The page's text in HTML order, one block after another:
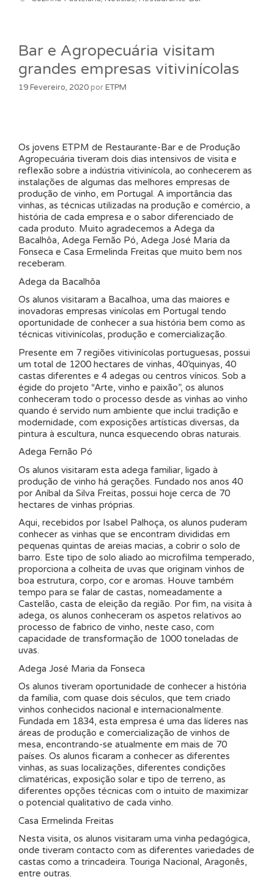
Bar e Agropecuária visitam
grandes empresas vitivinícolas
19 Fevereiro, 2020 porETPM
Os jovens ETPM de Restaurante-Bar e de Produção
Agropecuária tiveram dois dias intensivos de visita e
reflexão sobre a indústria vitivinícola, ao conhecerem as
instalações de algumas das melhores empresas de
produção de vinho, em Portugal. A importância das
vinhas, as técnicas utilizadas na produção e comércio, a
história de cada empresa e o sabor diferenciado de
cada produto. Muito agradecemos a Adega da
Bacalhôa, Adega Fernão Pó, Adega José Maria da
Fonseca e Casa Ermelinda Freitas que muito bem nos
receberam.
Adega da Bacalhôa
Os alunos visitaram a Bacalhoa, uma das maiores e
inovadoras empresas vinícolas em Portugal tendo
oportunidade de conhecer a sua história bem como as
técnicas vitivinícolas, produção e comercialização.
Presente em 7 regiões vitivinícolas portuguesas, possui
um total de 1200 hectares de vinhas, 40’quinyas, 40
castas diferentes e 4 adegas ou centros vínicos. Sob a
égide do projeto “Arte, vinho e paixão”, os alunos
conheceram todo o processo desde as vinhas ao vinho
quando é servido num ambiente que inclui tradição e
modernidade, com exposições artísticas diversas, da
pintura à escultura, nunca esquecendo obras naturais.
Adega Fernão Pó
Os alunos visitaram esta adega familiar, ligado à
produção de vinho há gerações. Fundado nos anos 40
por Aníbal da Silva Freitas, possui hoje cerca de 70
hectares de vinhas próprias.
Aqui, recebidos por Isabel Palhoça, os alunos puderam
conhecer as vinhas que se encontram divididas em
pequenas quintas de areias macias, a cobrir o solo de
barro. Este tipo de solo aliado ao microfilma temperado,
proporciona a colheita de uvas que originam vinhos de
boa estrutura, corpo, cor e aromas. Houve também
tempo para se falar de castas, nomeadamente a
Castelão, casta de eleição da região. Por fim, na visita à
adega, os alunos conheceram os aspetos relativos ao
processo de fabrico de vinho, neste caso, com
capacidade de transformação de 1000 toneladas de
uvas.
Adega José Maria da Fonseca
Os alunos tiveram oportunidade de conhecer a história
da família, com quase dois séculos, que tem criado
vinhos conhecidos nacional e internacionalmente.
Fundada em 1834, esta empresa é uma das líderes nas
áreas de produção e comercialização de vinhos de
mesa, encontrando-se atualmente em mais de 70
países. Os alunos ficaram a conhecer as diferentes
vinhas, as suas localizações, diferentes condições
climatéricas, exposição solar e tipo de terreno, as
diferentes opções técnicas com o intuito de maximizar
o potencial qualitativo de cada vinho.
Casa Ermelinda Freitas
Nesta visita, os alunos visitaram uma vinha pedagógica,
onde tiveram contacto com as diferentes variedades de
castas como a trincadeira. Touriga Nacional, Aragonês,
entre outras.